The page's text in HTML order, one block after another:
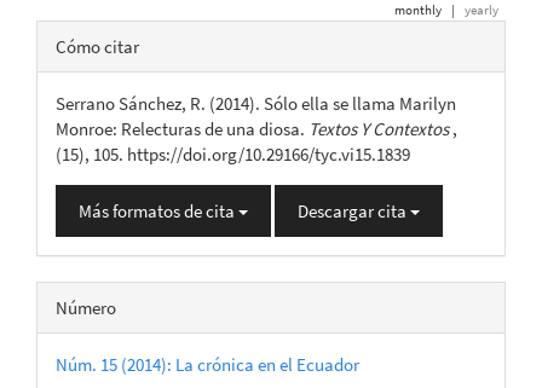
monthly | yearly
Detalles
del
artículo
Cómo citar
Serrano Sánchez, R. (2014). Sólo ella se llama Marilyn
Monroe: Relecturas de una diosa. Textos Y Contextos,
(15), 105. https://doi.org/10.29166/tyc.vi15.1839
Más formatos de cita Descargar cita
Número
Núm. 15 (2014): La crónica en el Ecuador